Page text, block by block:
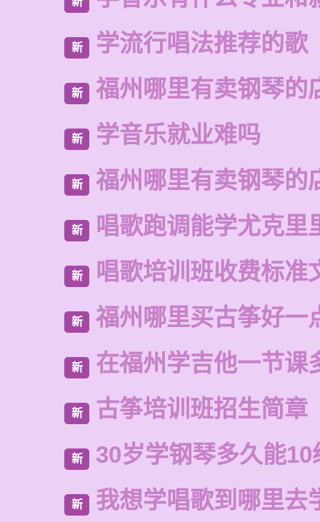
新 学流行唱法推荐的歌
新 福州哪里有卖钢琴的
新 学音乐就业难吗
新 福州哪里有卖钢琴的
新 唱歌跑调能学尤克里
新 唱歌培训班收费标准
新 福州哪里买古筝好一
新 在福州学吉他一节课
新 古筝培训班招生简章
新 30岁学钢琴多久能10
新 我想学唱歌到哪里去